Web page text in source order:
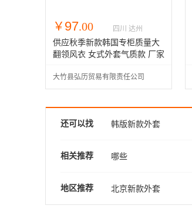
￥ 97.00 四川 达州
供应秋季新款韩国专柜质量大
翻领风衣 女式外套气质款 厂家
大竹县弘历贸易有限责任公司
还可以找 韩版新款外套
新款外套大衣
相关推荐 哪些
地区推荐 北京新款外套